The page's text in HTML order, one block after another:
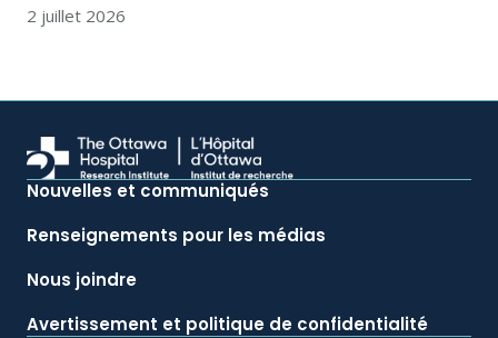
2 juillet 2026
Nouvelles et communiqués
Renseignements pour les médias
Nous joindre
Avertissement et politique de confidentialité